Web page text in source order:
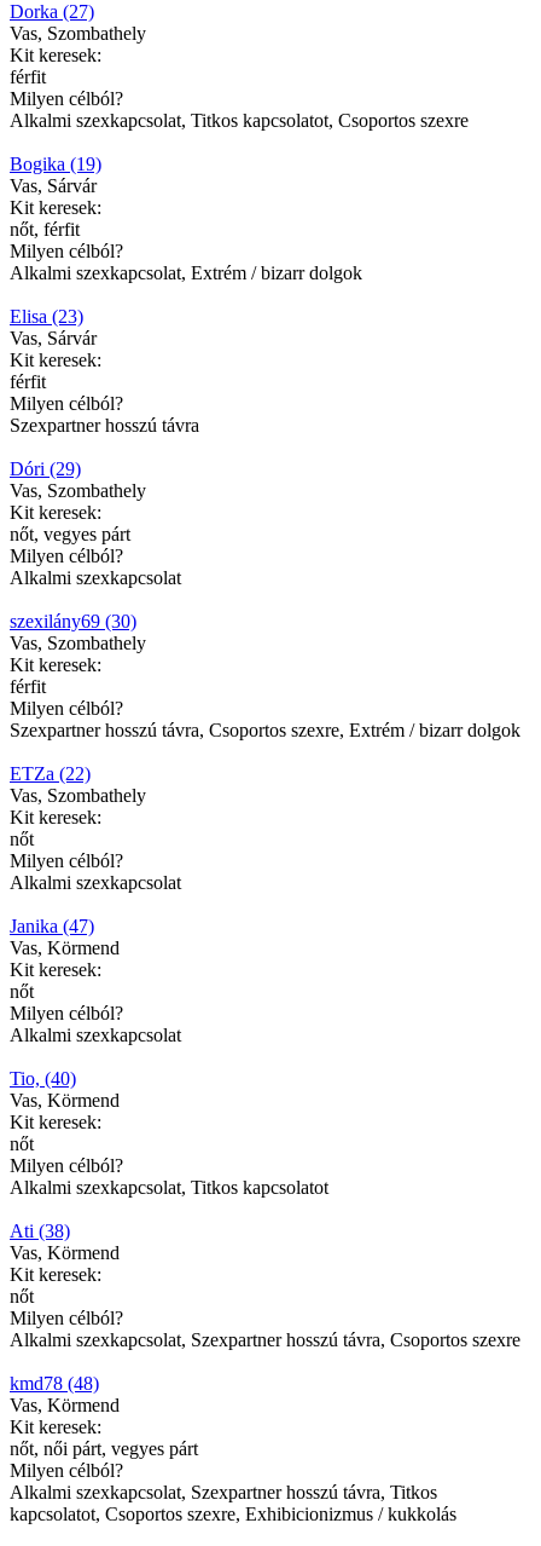
Dorka (27)
Vas, Szombathely
Kit keresek:
férfit
Milyen célból?
Alkalmi szexkapcsolat, Titkos kapcsolatot, Csoportos szexre
Bogika (19)
Vas, Sárvár
Kit keresek:
nőt, férfit
Milyen célból?
Alkalmi szexkapcsolat, Extrém / bizarr dolgok
Elisa (23)
Vas, Sárvár
Kit keresek:
férfit
Milyen célból?
Szexpartner hosszú távra
Dóri (29)
Vas, Szombathely
Kit keresek:
nőt, vegyes párt
Milyen célból?
Alkalmi szexkapcsolat
szexilány69 (30)
Vas, Szombathely
Kit keresek:
férfit
Milyen célból?
Szexpartner hosszú távra, Csoportos szexre, Extrém / bizarr dolgok
ETZa (22)
Vas, Szombathely
Kit keresek:
nőt
Milyen célból?
Alkalmi szexkapcsolat
Janika (47)
Vas, Körmend
Kit keresek:
nőt
Milyen célból?
Alkalmi szexkapcsolat
Tio, (40)
Vas, Körmend
Kit keresek:
nőt
Milyen célból?
Alkalmi szexkapcsolat, Titkos kapcsolatot
Ati (38)
Vas, Körmend
Kit keresek:
nőt
Milyen célból?
Alkalmi szexkapcsolat, Szexpartner hosszú távra, Csoportos szexre
kmd78 (48)
Vas, Körmend
Kit keresek:
nőt, női párt, vegyes párt
Milyen célból?
Alkalmi szexkapcsolat, Szexpartner hosszú távra, Titkos
kapcsolatot, Csoportos szexre, Exhibicionizmus / kukkolás